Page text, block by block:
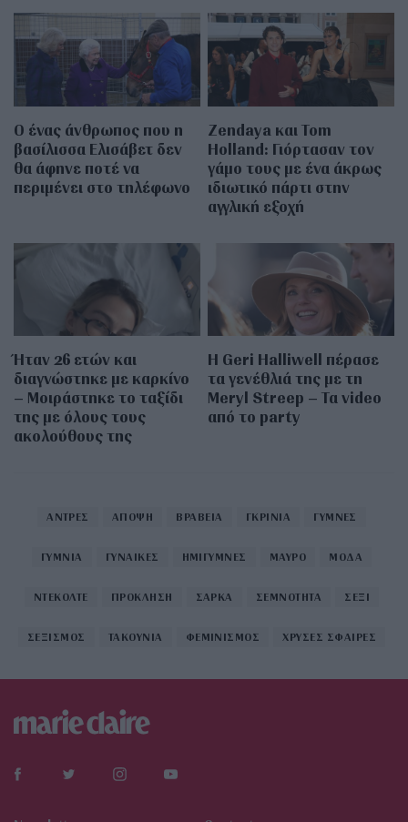
Ο ένας άνθρωπος που η
βασίλισσα Ελισάβετ δεν
θα άφηνε ποτέ να
περιμένει στο τηλέφωνο
Zendaya και Tom
Holland: Γιόρτασαν τον
γάμο τους με ένα άκρως
ιδιωτικό πάρτι στην
αγγλική εξοχή
Ήταν 26 ετών και
διαγνώστηκε με καρκίνο
– Μοιράστηκε το ταξίδι
της με όλους τους
ακολούθους της
Η Geri Halliwell πέρασε
τα γενέθλιά της με τη
Meryl Streep – Τα video
από το party
ΑΝΤΡΕΣ ΑΠΟΨΗ ΒΡΑΒΕΙΑ ΓΚΡΙΝΙΑ ΓΥΜΝΕΣ
ΓΥΜΝΙΑ ΓΥΝΑΙΚΕΣ ΗΜΙΓΥΜΝΕΣ ΜΑΥΡΟ ΜΟΔΑ
ΝΤΕΚΟΛΤΕ ΠΡΟΚΛΗΣΗ ΣΑΡΚΑ ΣΕΜΝΟΤΗΤΑ ΣΕΞΙ
ΣΕΞΙΣΜΟΣ ΤΑΚΟΥΝΙΑ ΦΕΜΙΝΙΣΜΟΣ ΧΡΥΣΕΣ ΣΦΑΙΡΕΣ